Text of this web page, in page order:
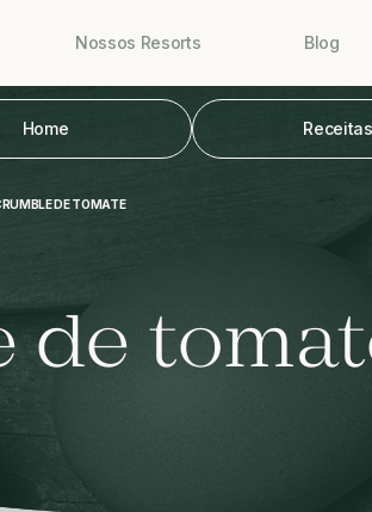
Nossos Resorts Blog
Home Receitas
DE TOMATE
de